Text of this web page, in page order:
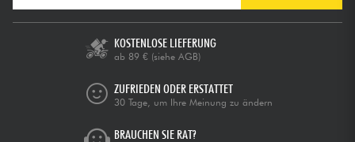
KOSTENLOSE LIEFERUNG
ab 89 € (siehe AGB)
ZUFRIEDEN ODER ERSTATTET
30 Tage, um Ihre Meinung zu ändern
BRAUCHEN SIE RAT?